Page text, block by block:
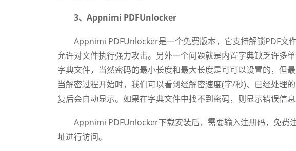
3、Appnimi PDFUnlocker
Appnimi PDFUnlocker是一个免费版本，它支持解锁PDF文
允许对文件执行强力攻击。另外一个问题就是内置字典缺乏许多
字典文件，当然密码的最小长度和最大长度是可可以设置的，但
当解密过程开始时，我们可以看到经解密速度(字/秒)、已经处理
复后会自动显示。如果在字典文件中找不到密码，则显示错误信息
Appnimi PDFUnlocker下载安装后，需要输入注册码，免费
址进行访问。